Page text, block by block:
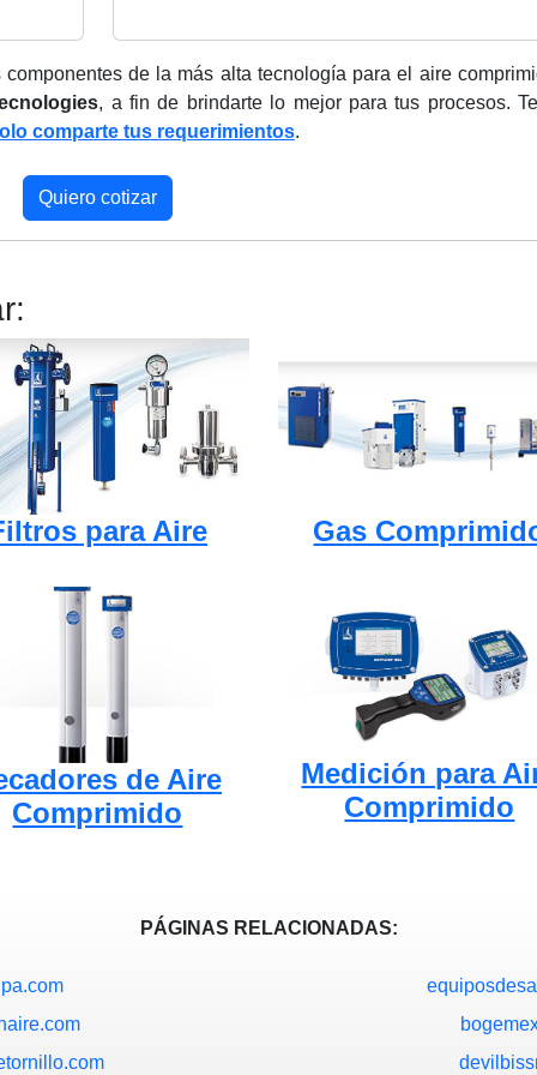
de la más alta tecnología para el aire
, a fin de brindarte lo mejor para tus procesos.
comparte tus requerimientos.
Quiero cotizar
para Aire Gas
de Aire
Comprimido
Medición para
Comprimido
PÁGINAS RELACIONADAS: